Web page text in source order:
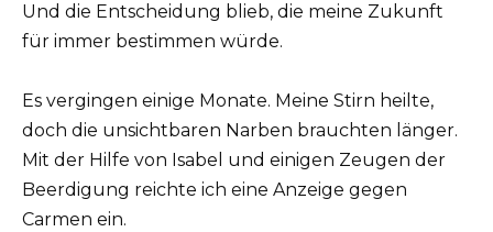
Und die Entscheidung blieb, die meine Zukunft
für immer bestimmen würde.
Es vergingen einige Monate. Meine Stirn heilte,
doch die unsichtbaren Narben brauchten länger.
Mit der Hilfe von Isabel und einigen Zeugen der
Beerdigung reichte ich eine Anzeige gegen
Carmen ein.